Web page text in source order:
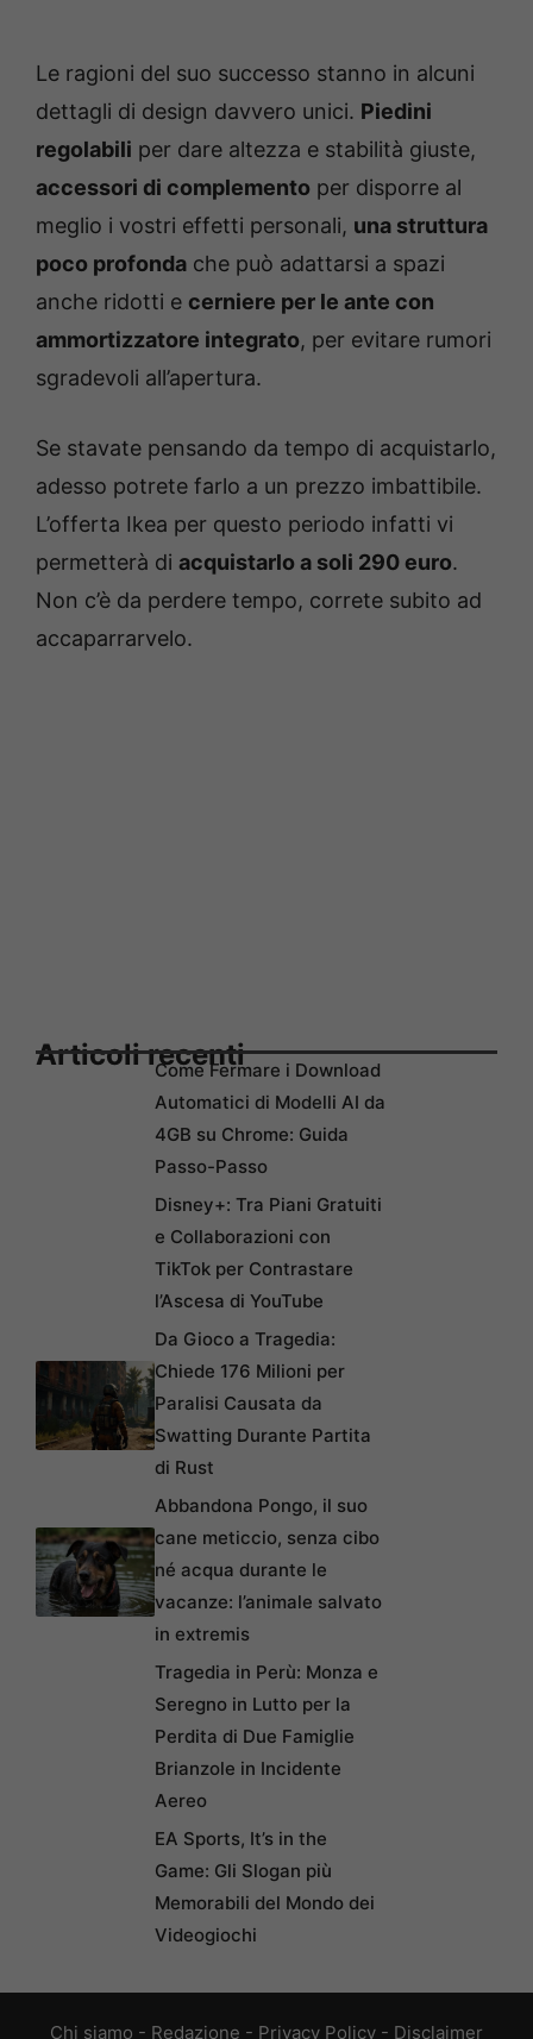
Le ragioni del suo successo stanno in alcuni
dettagli di design davvero unici. Piedini
regolabili per dare altezza e stabilità giuste,
accessori di complemento per disporre al
meglio i vostri effetti personali, una struttura
poco profonda che può adattarsi a spazi
anche ridotti e cerniere per le ante con
ammortizzatore integrato, per evitare rumori
sgradevoli all’apertura.
Se stavate pensando da tempo di acquistarlo,
adesso potrete farlo a un prezzo imbattibile.
L’offerta Ikea per questo periodo infatti vi
permetterà di acquistarlo a soli 290 euro.
Non c’è da perdere tempo, correte subito ad
accaparrarvelo.
Articoli recentiCome Fermare i Download
Automatici di Modelli AI da
4GB su Chrome: Guida
Passo-Passo
Disney+: Tra Piani Gratuiti
e Collaborazioni con
TikTok per Contrastare
l’Ascesa di YouTube
Da Gioco a Tragedia:
Chiede 176 Milioni per
Paralisi Causata da
Swatting Durante Partita
di Rust
Abbandona Pongo, il suo
cane meticcio, senza cibo
né acqua durante le
vacanze: l’animale salvato
in extremis
Tragedia in Perù: Monza e
Seregno in Lutto per la
Perdita di Due Famiglie
Brianzole in Incidente
Aereo
EA Sports, It’s in the
Game: Gli Slogan più
Memorabili del Mondo dei
Videogiochi
Chi siamo - Redazione - Privacy Policy - Disclaimer